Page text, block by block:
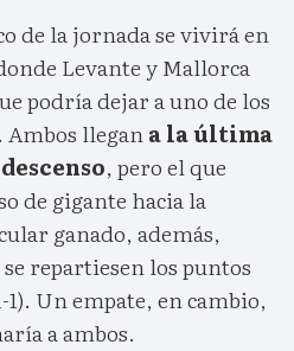
de la jornada se vivirá en
Levante y Mallorca
podría dejar a uno de los
llegana la última
, pero el que
de gigante hacia la
ganado, además,
repartiesen los puntos
Un empate, en cambio,
a ambos.